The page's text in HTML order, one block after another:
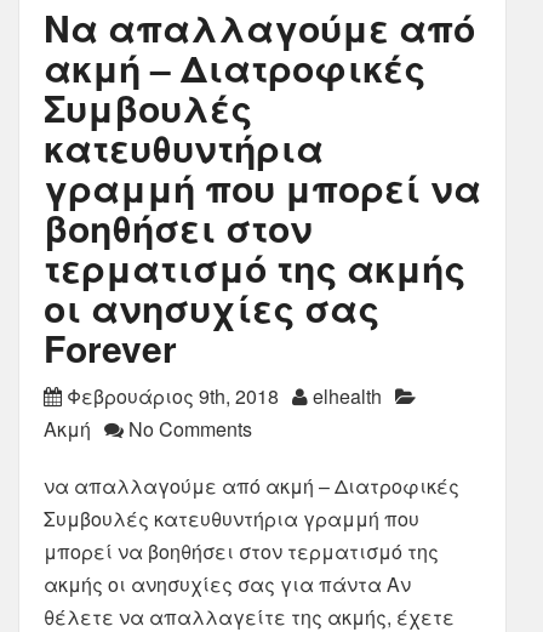
Να απαλλαγούμε από
ακμή – Διατροφικές
Συμβουλές
κατευθυντήρια
γραμμή που μπορεί να
βοηθήσει στον
τερματισμό της ακμής
οι ανησυχίες σας
Forever
Φεβρουάριος 9th, 2018
elhealth
Ακμή
No Comments
να απαλλαγούμε από ακμή – Διατροφικές
Συμβουλές κατευθυντήρια γραμμή που
μπορεί να βοηθήσει στον τερματισμό της
ακμής οι ανησυχίες σας για πάντα Αν
θέλετε να απαλλαγείτε της ακμής, έχετε